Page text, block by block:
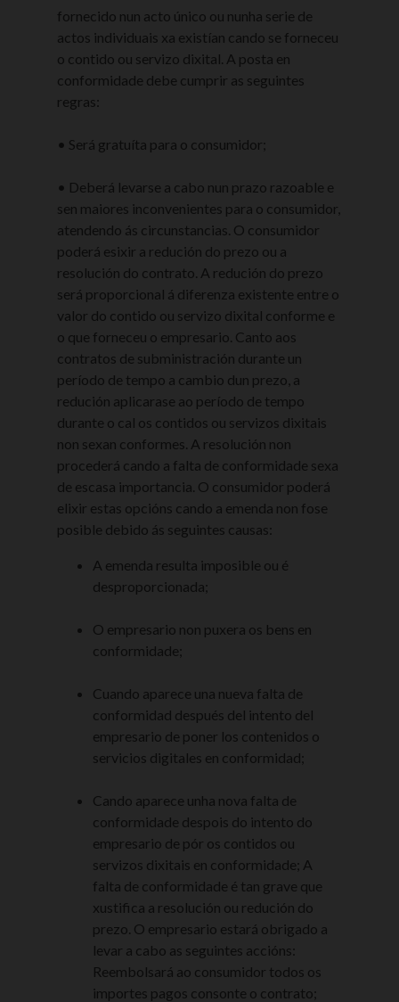
fornecido nun acto único ou nunha serie de
actos individuais xa existían cando se forneceu
o contido ou servizo dixital. A posta en
conformidade debe cumprir as seguintes
regras:
• Será gratuíta para o consumidor;
• Deberá levarse a cabo nun prazo razoable e
sen maiores inconvenientes para o consumidor,
atendendo ás circunstancias. O consumidor
poderá esixir a redución do prezo ou a
resolución do contrato. A redución do prezo
será proporcional á diferenza existente entre o
valor do contido ou servizo dixital conforme e
o que forneceu o empresario. Canto aos
contratos de subministración durante un
período de tempo a cambio dun prezo, a
redución aplicarase ao período de tempo
durante o cal os contidos ou servizos dixitais
non sexan conformes. A resolución non
procederá cando a falta de conformidade sexa
de escasa importancia. O consumidor poderá
elixir estas opcións cando a emenda non fose
posible debido ás seguintes causas:
A emenda resulta imposible ou é
desproporcionada;
O empresario non puxera os bens en
conformidade;
Cuando aparece una nueva falta de
conformidad después del intento del
empresario de poner los contenidos o
servicios digitales en conformidad;
Cando aparece unha nova falta de
conformidade despois do intento do
empresario de pór os contidos ou
servizos dixitais en conformidade; A
falta de conformidade é tan grave que
xustifica a resolución ou redución do
prezo. O empresario estará obrigado a
levar a cabo as seguintes accións:
Reembolsará ao consumidor todos os
importes pagos consonte o contrato;